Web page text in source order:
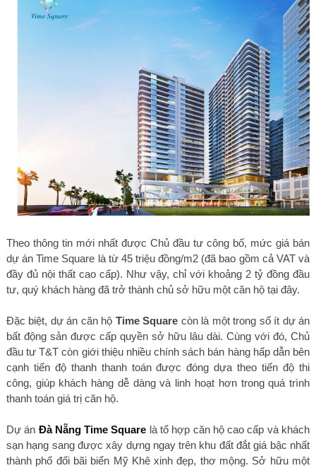
Theo thông tin mới nhất được Chủ đầu tư công bố, mức giá bán
dự án Time Square là từ 45 triệu đồng/m2 (đã bao gồm cả VAT và
đầy đủ nội thất cao cấp). Như vậy, chỉ với khoảng 2 tỷ đồng đầu
tư, quý khách hàng đã trở thành chủ sở hữu một căn hộ tại đây.
Đặc biệt, dự án căn hộ Time Square còn là một trong số ít dự án
bất động sản được cấp quyền sở hữu lâu dài. Cùng với đó, Chủ
đầu tư T&T còn giới thiệu nhiều chính sách bán hàng hấp dẫn bên
cạnh tiến độ thanh thanh toán được đóng dựa theo tiến độ thi
công, giúp khách hàng dễ dàng và linh hoạt hơn trong quá trình
thanh toán giá trị căn hộ.
Dự án Đà Nẵng Time Square là tổ hợp căn hộ cao cấp và khách
sạn hạng sang được xây dựng ngay trên khu đất đắt giá bậc nhất
thành phố đối bãi biển Mỹ Khê xinh đẹp, thơ mộng. Sở hữu một